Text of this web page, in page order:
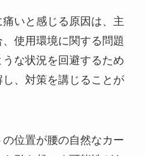
いと感じる原因は、主
使用環境に関する問題
な状況を回避するため
、対策を講じることが
位置が腰の自然なカー